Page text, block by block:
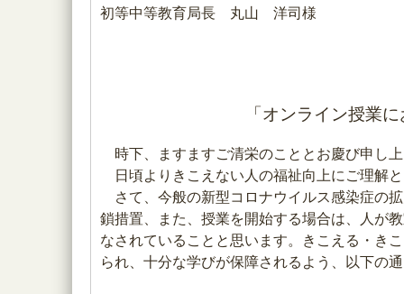
初等中等教育局長 丸山 洋司様
「オンライン授業
時下、ますますご清栄のこととお慶び申し
日頃よりきこえない人の福祉向上にご理解
さて、今般の新型コロナウイルス感染症の
鎖措置、また、授業を開始する場合は、人が
なされていることと思います。きこえる・き
られ、十分な学びが保障されるよう、以下の